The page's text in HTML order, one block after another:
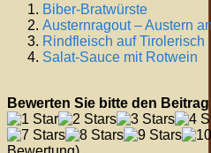
Biber-Bratwürste
Austernragout – Austern
Rindfleisch auf Tirolerisch
Salat-Sauce mit Rotwein
Bewerten Sie bitte den Beitrag